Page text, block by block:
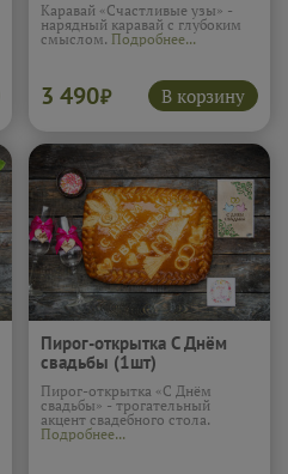
Каравай «Счастливые узы» -
нарядный каравай с глубоким
смыслом. Подробнее...
3 490₽ В корзину
Пирог-открытка С Днём
свадьбы (1шт)
Пирог-открытка «С Днём
свадьбы» - трогательный
акцент свадебного стола.
Подробнее...